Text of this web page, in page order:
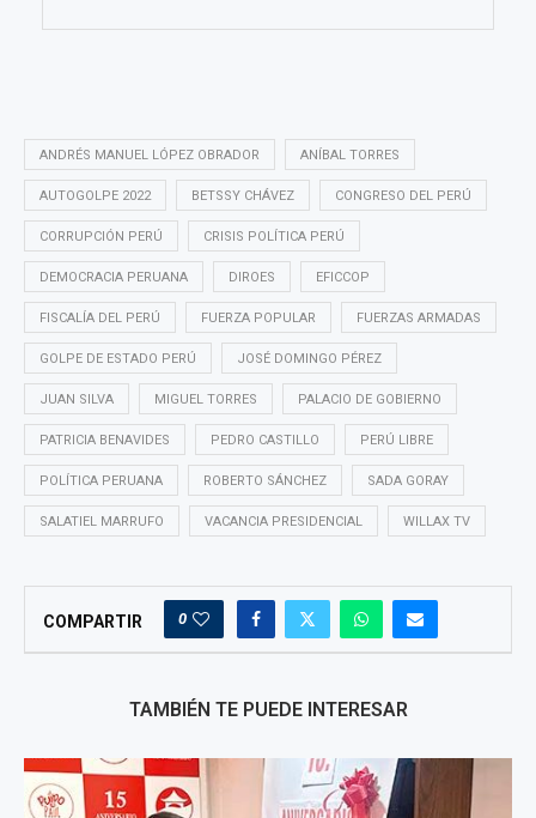
ANDRÉS MANUEL LÓPEZ OBRADOR ANÍBAL TORRES
AUTOGOLPE 2022 BETSSY CHÁVEZ CONGRESO DEL PERÚ
CORRUPCIÓN PERÚ CRISIS POLÍTICA PERÚ
DEMOCRACIA PERUANA DIROES EFICCOP
FISCALÍA DEL PERÚ FUERZA POPULAR FUERZAS ARMADAS
GOLPE DE ESTADO PERÚ JOSÉ DOMINGO PÉREZ
JUAN SILVA MIGUEL TORRES PALACIO DE GOBIERNO
PATRICIA BENAVIDES PEDRO CASTILLO PERÚ LIBRE
POLÍTICA PERUANA ROBERTO SÁNCHEZ SADA GORAY
SALATIEL MARRUFO VACANCIA PRESIDENCIAL WILLAX TV
COMPARTIR 0
TAMBIÉN TE PUEDE INTERESAR